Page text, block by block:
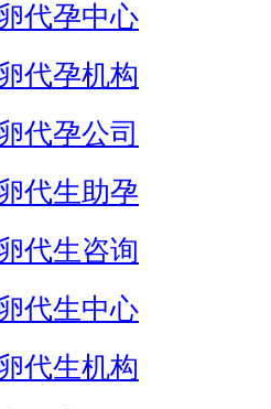
代孕中心
代孕机构
代孕公司
代生助孕
代生咨询
代生中心
代生机构